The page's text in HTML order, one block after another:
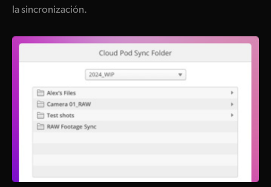
la sincronización.